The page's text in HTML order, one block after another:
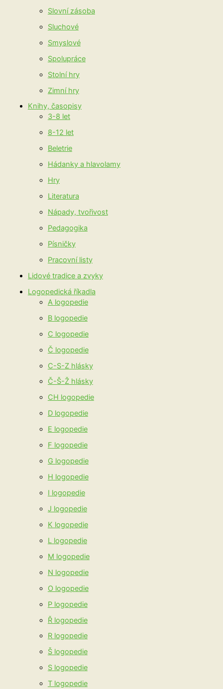
Slovní zásoba
Sluchové
Smyslové
Spolupráce
Stolní hry
Zimní hry
Knihy, časopisy
3-8 let
8-12 let
Beletrie
Hádanky a hlavolamy
Hry
Literatura
Nápady, tvořivost
Pedagogika
Písničky
Pracovní listy
Lidové tradice a zvyky
Logopedická říkadla
A logopedie
B logopedie
C logopedie
Č logopedie
C-S-Z hlásky
Č-Š-Ž hlásky
CH logopedie
D logopedie
E logopedie
F logopedie
G logopedie
H logopedie
I logopedie
J logopedie
K logopedie
L logopedie
M logopedie
N logopedie
O logopedie
P logopedie
Ř logopedie
R logopedie
Š logopedie
S logopedie
T logopedie